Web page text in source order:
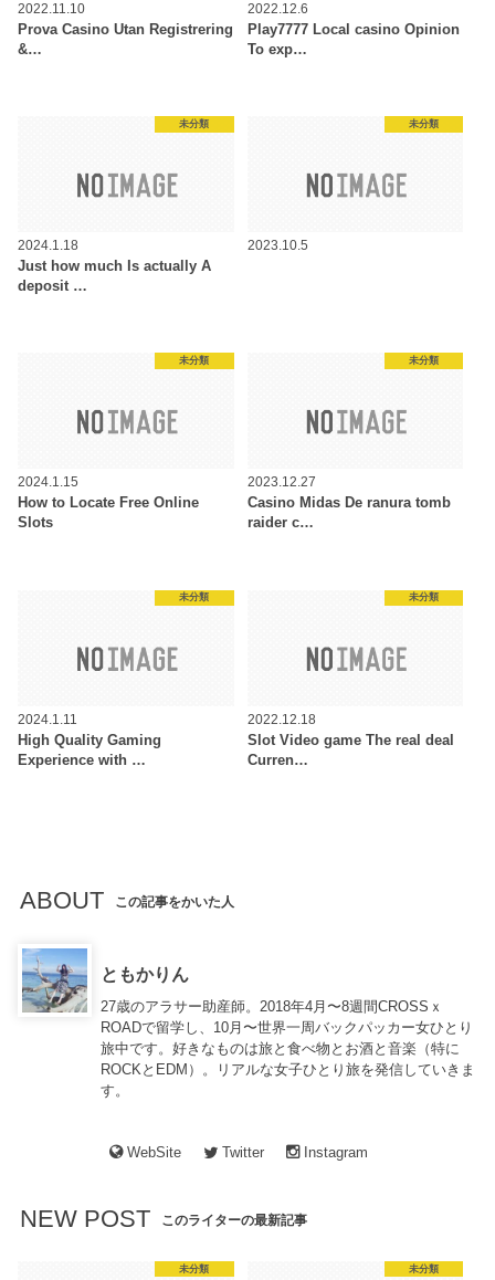
2022.11.10
Prova Casino Utan Registrering
&…
2022.12.6
Play7777 Local casino Opinion
To exp…
未分類
2024.1.18
Just how much Is actually A
deposit …
未分類
2023.10.5
未分類
2024.1.15
How to Locate Free Online
Slots
未分類
2023.12.27
Casino Midas De ranura tomb
raider c…
未分類
2024.1.11
High Quality Gaming
Experience with …
未分類
2022.12.18
Slot Video game The real deal
Curren…
ABOUT この記事をかいた人
ともかりん
27歳のアラサー助産師。2018年4月〜8週間CROSSｘ
ROADで留学し、10月〜世界一周バックパッカー女ひとり
旅中です。好きなものは旅と食べ物とお酒と音楽（特に
ROCKとEDM）。リアルな女子ひとり旅を発信していきま
す。
WebSite Twitter Instagram
NEW POST このライターの最新記事
未分類 未分類